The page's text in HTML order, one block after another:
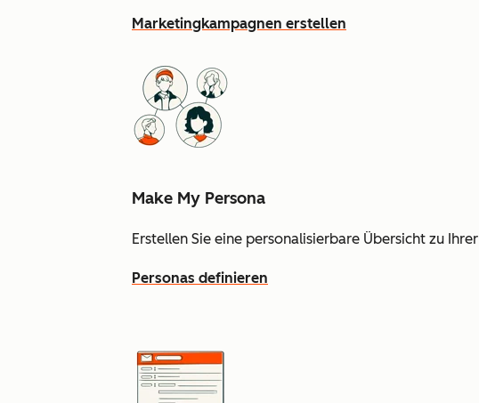
Marketingkampagnen erstellen
Make My Persona
Erstellen Sie eine personalisierbare Übersicht zu
Personas definieren